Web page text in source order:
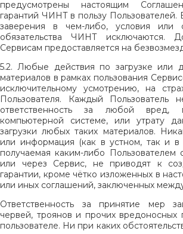
предусмотрены настоящим
гарантий ЧИНТ в пользу Пользователей.
заверения в чем-либо, условия или
обязательства ЧИНТ исключаются.
Сервисам предоставляется на
5.2. Любые действия по загрузке или
материалов в рамках пользования
исключительному усмотрению, на
Пользователя. Каждый Пользователь
ответственность за любой вред,
компьютерной системе, или утрату
загрузки любых таких материалов.
или информация (как в устном, так и в
получаемая каким-либо
или через Сервис, не приводят к
гарантии, кроме чётко изложенных в
или иных соглашений, заключенных
Ответственность за принятие мер
червей, троянов и прочих вредоносных
пользователе. Ни при каких